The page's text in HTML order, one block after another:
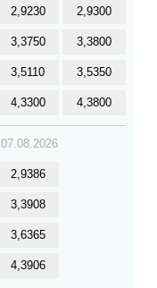
2,9230 2,9300
3,3750 3,3800
3,5110 3,5350
4,3300 4,3800
07.08.2026
2,9386
3,3908
3,6365
4,3906